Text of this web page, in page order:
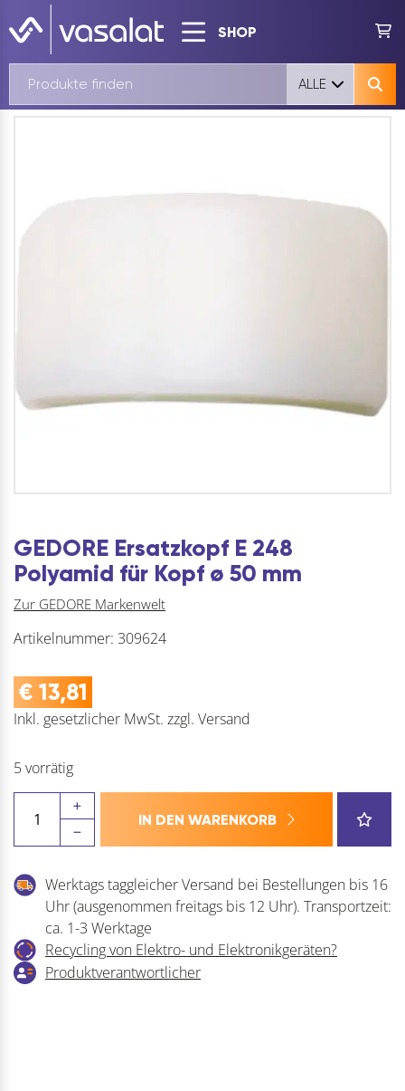
SHOP
ALLE
GEDORE Ersatzkopf E 248
Polyamid für Kopf ø 50 mm
Zur GEDORE Markenwelt
Artikelnummer: 309624
€ 13,81
Inkl. gesetzlicher MwSt. zzgl. Versand
5 vorrätig
Ersatzkopf
E
Polyamid
ø
50
IN DEN WARENKORB
Werktags taggleicher Versand bei Bestellungen bis 16
Uhr (ausgenommen freitags bis 12 Uhr). Transportzeit:
ca. 1-3 Werktage
Recycling von Elektro- und Elektronikgeräten?
Produktverantwortlicher